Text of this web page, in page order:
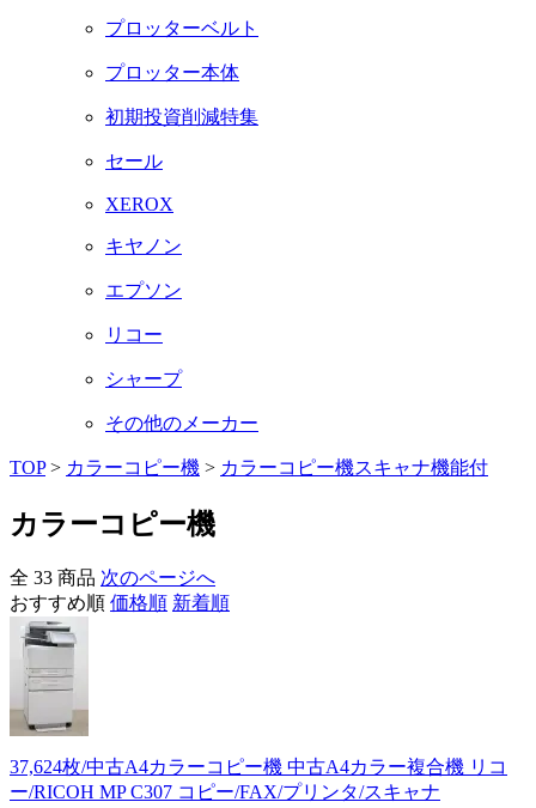
プロッターベルト
プロッター本体
初期投資削減特集
セール
XEROX
キヤノン
エプソン
リコー
シャープ
その他のメーカー
TOP > カラーコピー機 > カラーコピー機スキャナ機能付
カラーコピー機
全 33 商品 次のページへ
おすすめ順 価格順 新着順
37,624枚/中古A4カラーコピー機 中古A4カラー複合機 リコ
ー/RICOH MP C307 コピー/FAX/プリンタ/スキャナ